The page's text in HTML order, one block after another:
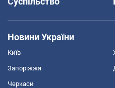
Новини України
Київ
Запоріжжя
Черкаси